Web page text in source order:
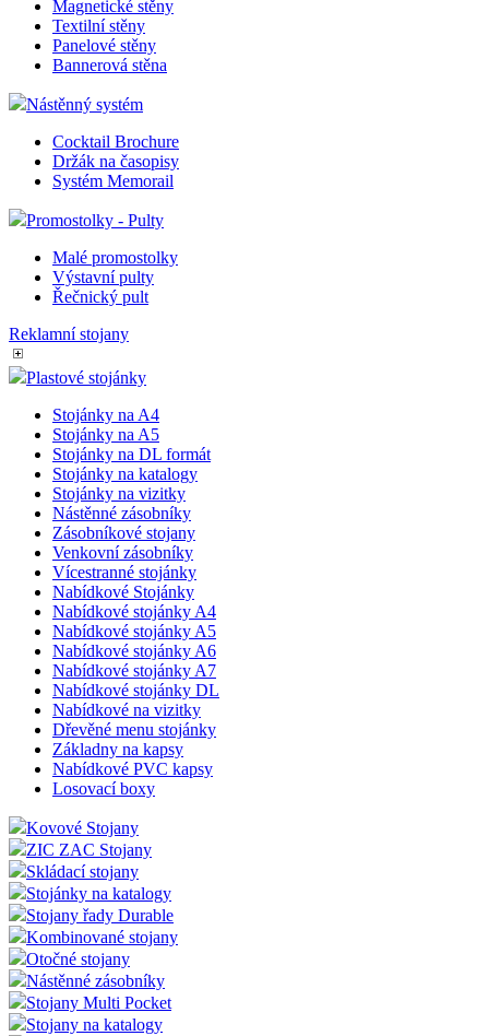
Magnetické stěny
Textilní stěny
Panelové stěny
Bannerová stěna
Nástěnný systém
Cocktail Brochure
Držák na časopisy
Systém Memorail
Promostolky - Pulty
Malé promostolky
Výstavní pulty
Řečnický pult
Reklamní stojany
Plastové stojánky
Stojánky na A4
Stojánky na A5
Stojánky na DL formát
Stojánky na katalogy
Stojánky na vizitky
Nástěnné zásobníky
Zásobníkové stojany
Venkovní zásobníky
Vícestranné stojánky
Nabídkové Stojánky
Nabídkové stojánky A4
Nabídkové stojánky A5
Nabídkové stojánky A6
Nabídkové stojánky A7
Nabídkové stojánky DL
Nabídkové na vizitky
Dřevěné menu stojánky
Základny na kapsy
Nabídkové PVC kapsy
Losovací boxy
Kovové Stojany
ZIC ZAC Stojany
Skládací stojany
Stojánky na katalogy
Stojany řady Durable
Kombinované stojany
Otočné stojany
Nástěnné zásobníky
Stojany Multi Pocket
Stojany na katalogy